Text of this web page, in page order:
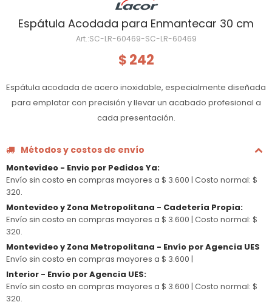
Espátula Acodada para Enmantecar 30 cm
SC-LR-60469-SC-LR-60469
$ 242
Espátula acodada de acero inoxidable, especialmente diseñada
para emplatar con precisión y llevar un acabado profesional a
cada presentación.
Métodos y costos de envío
Montevideo - Envio por Pedidos Ya:
Envío sin costo en compras mayores a $ 3.600 | Costo normal: $
320.
Montevideo y Zona Metropolitana - Cadetería Propia:
Envío sin costo en compras mayores a $ 3.600 | Costo normal: $
320.
Montevideo y Zona Metropolitana - Envío por Agencia UES
Envío sin costo en compras mayores a $ 3.600 |
Interior - Envío por Agencia UES:
Envío sin costo en compras mayores a $ 3.600 | Costo normal: $
320.